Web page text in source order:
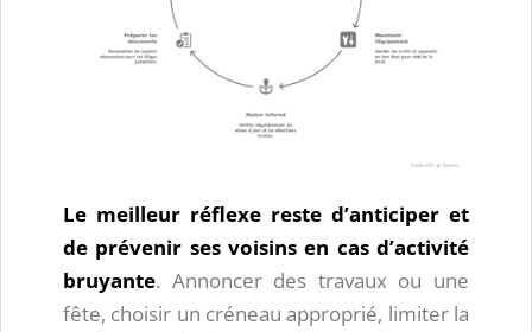
Le meilleur réflexe reste d’anticiper et
de prévenir ses voisins en cas d’activité
bruyante. Annoncer des travaux ou une
fête, choisir un créneau approprié, limiter la